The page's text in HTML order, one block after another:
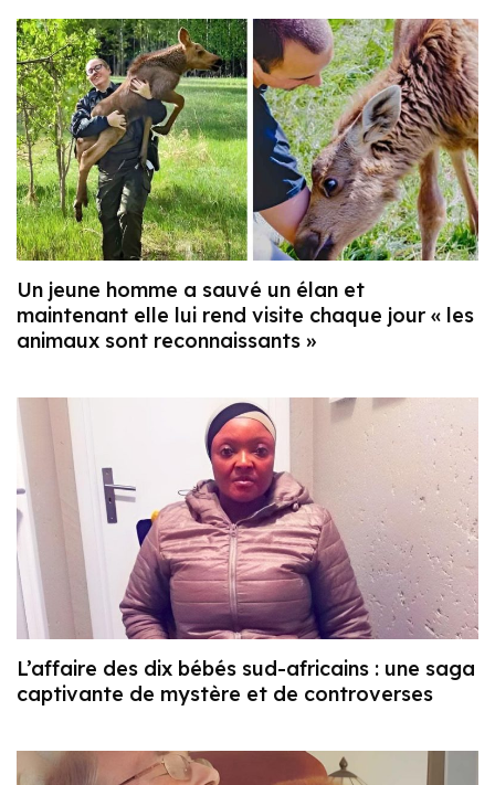
Un jeune homme a sauvé un élan et
maintenant elle lui rend visite chaque jour « les
animaux sont reconnaissants »
L’affaire des dix bébés sud-africains : une saga
captivante de mystère et de controverses